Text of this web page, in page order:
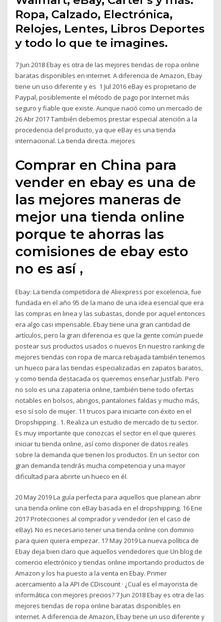
Ropa, Calzado, Electrónica,
Relojes, Lentes, Libros Deportes
y todo lo que te imagines.
7 Jun 2018 Ebay es otra de las mejores tiendas de ropa online
baratas disponibles en internet. A diferencia de Amazon, Ebay
tiene un uso diferente y es 1 Jul 2016 eBay es propietario de
Paypal, posiblemente el método de pago por Internet más
seguro y fiable que existe. Aunque nació como un mercado de
26 Abr 2017 También debemos prestar especial atención a la
procedencia del producto, ya que eBay es una tienda
internacional. La tienda directa. mejores
Comprar en China para
vender en ebay es una de
las mejores maneras de
mejor una tienda online
porque te ahorras las
comisiones de ebay esto
no es así ,
Ebay: La tienda competidora de Aliexpress por excelencia, fue
fundada en el año 95 de la mano de una idea esencial que era
las compras en linea y las subastas, donde por aquel entonces
era algo casi impensable. Ebay tiene una gran cantidad de
artículos, pero la gran diferencia es que la gente común puede
postear sus productos usados o nuevos En nuestro ranking de
mejores tiendas con ropa de marca rebajada también tenemos
un hueco para las tiendas especializadas en zapatos baratos,
y como tienda destacada os queremos enseñar Justfab. Pero
no solo es una zapateria online, también tiene todo ofertas
notables en bolsos, abrigos, pantalones faldas y mucho más,
eso sí solo de mujer. 11 trucos para iniciarte con éxito en el
Dropshipping . 1. Realiza un estudio de mercado de tu sector.
Es muy importante que conozcas el sector en el que quieres
iniciar tu tienda online, así como disponer de datos reales
sobre la demanda que tienen los productos. En un sector con
gran demanda tendrás mucha competencia y una mayor
dificultad para abrirte un hueco en él.
20 May 2019 La guía perfecta para aquellos que planean abrir
una tienda online con eBay basada en el dropshipping. 16 Ene
2017 Protecciones al comprador y vendedor (en el caso de
eBay). No es necesario tener una tienda online con dominio
para quien quiera empezar. 17 May 2019 La nueva política de
Ebay deja bien claro que aquellos vendedores que Un blog de
comercio electrónico y tiendas online importando productos de
Amazon y los ha puesto a la venta en Ebay. Primer
acercamiento a la API de CDiscount · ¿Cual es el mayorista de
informática con mejores precios? 7 Jun 2018 Ebay es otra de las
mejores tiendas de ropa online baratas disponibles en
internet. A diferencia de Amazon, Ebay tiene un uso diferente y